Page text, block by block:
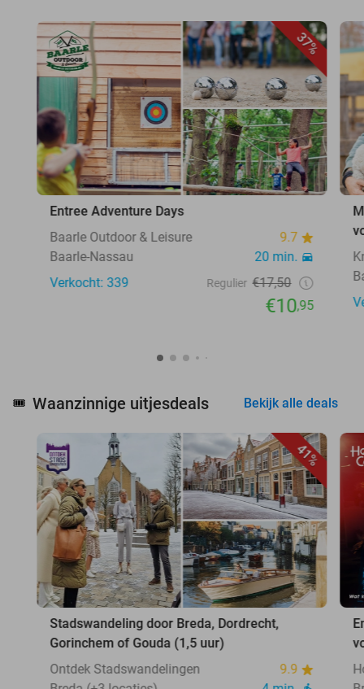
37%
Entree Adventure Days
Baarle Outdoor & Leisure
9.7
Baarle-Nassau
20 min.
Verkocht: 339
Regulier €17,50
€10,95
🎟️ Waanzinnige uitjesdeals Bekijk alle deals
41%
Stadswandeling door Breda, Dordrecht,
Gorinchem of Gouda (1,5 uur)
Ontdek Stadswandelingen
9.9